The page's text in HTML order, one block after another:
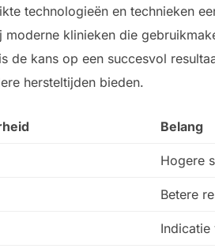
technologieën en technieken
moderne klinieken die
de kans op een succesvol
hersteltijden bieden.
Belang
Hogere
Betere
Indicatie